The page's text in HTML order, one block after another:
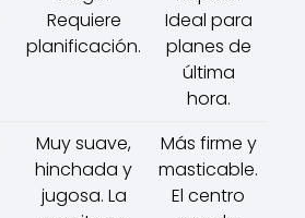
Requiere
planificación.
Ideal para
planes de
última
hora.
Muy suave,
hinchada y
jugosa. La
Más firme y
masticable.
El centro